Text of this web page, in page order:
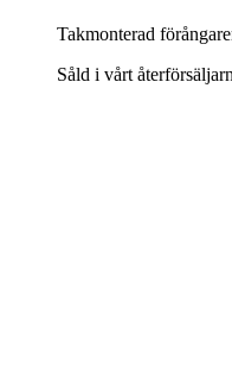
Takmonterad
Såld i vårt